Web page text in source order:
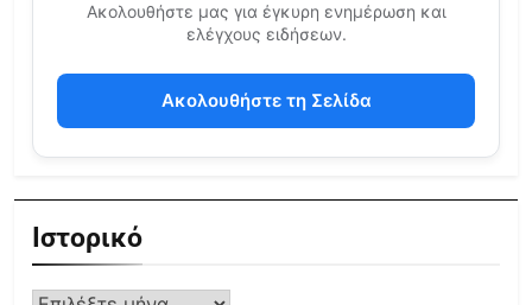
Ακολουθήστε μας για έγκυρη ενημέρωση και
ελέγχους ειδήσεων.
Ακολουθήστε τη Σελίδα
Ιστορικό